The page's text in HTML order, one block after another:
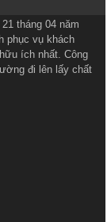
tháng 04 năm
phục vụ khách
ích nhất. Công
đi lên lấy chất